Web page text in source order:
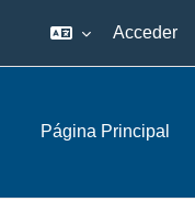
Acceder
Página Principal